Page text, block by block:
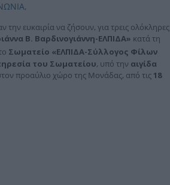
,
την ευκαιρία να ζήσουν, για τρεις ολόκληρες
Β. Βαρδινογιάννη-ΕΛΠΙΔΑ» κατά τη
Σωματείο «ΕΛΠΙΔΑ-Σύλλογος Φίλων
του Σωματείου, υπό την αιγίδα
προαύλιο χώρο της Μονάδας, από τις 18